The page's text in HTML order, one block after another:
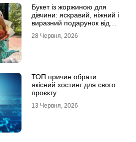
Букет із жоржиною для
дівчини: яскравий, ніжний і
виразний подарунок від
28 Червня, 2026
ТОП причин обрати
якісний хостинг для свого
проєкту
13 Червня, 2026